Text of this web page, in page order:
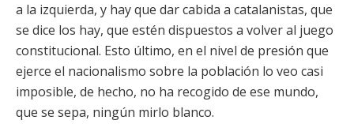
a la izquierda, y hay que dar cabida a catalanistas, que
se dice los hay, que estén dispuestos a volver al juego
constitucional. Esto último, en el nivel de presión que
ejerce el nacionalismo sobre la población lo veo casi
imposible, de hecho, no ha recogido de ese mundo,
que se sepa, ningún mirlo blanco.